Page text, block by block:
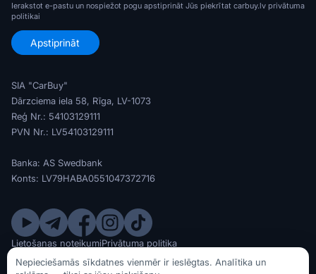
Ierakstot e-pastu un nospiežot pogu apstiprināt Jūs piekrītat carbuy.lv privātuma
politikai
SIA "CarBuy"
Dārzciema iela 58, Rīga, LV-1073
Reģ Nr.: 54103129111
PVN Nr.: LV54103129111
Banka: AS Swedbank
Konts: LV79HABA0551047372716
© SIA CarBuy 2020 - 2026
Lietošanas noteikumiPrivātuma politika
Nepieciešamās sīkdatnes vienmēr ir ieslēgtas. Analītika un